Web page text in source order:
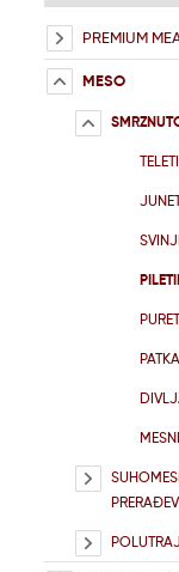
PREMIUM
MESO
PATKA